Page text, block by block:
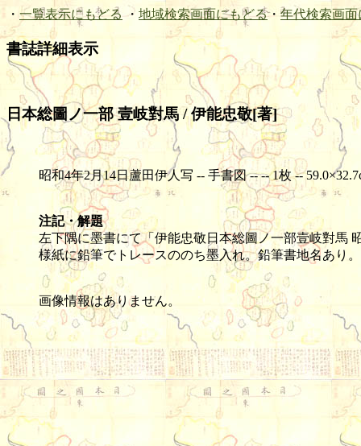
・ 一覧表示にもどる ・ 地域検索画面にもどる・ 年代検索画面
書誌詳細表示
日本総圖ノ一部 壹岐對馬 / 伊能忠敬[著]
昭和4年2月14日蘆田伊人写 -- 手書図 -- -- 1枚 --
注記・解題
左下隅に墨書にて「伊能忠敬日本総圖ノ一部壹岐對馬
様紙に鉛筆でトレースののち墨入れ。鉛筆書地名あり。
画像情報はありません。